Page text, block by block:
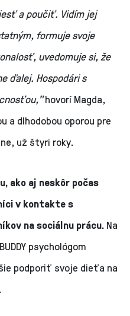
a poučiť. Vidím jej
formuje svoje
uvedomuje si, že
ďalej. Hospodári s
hovorí Magda,
a dlhodobou oporou pre
už štyri roky.
ako aj neskôr počas
v kontakte s
na sociálnu prácu. Na
psychológom
podporiť svoje dieťa na